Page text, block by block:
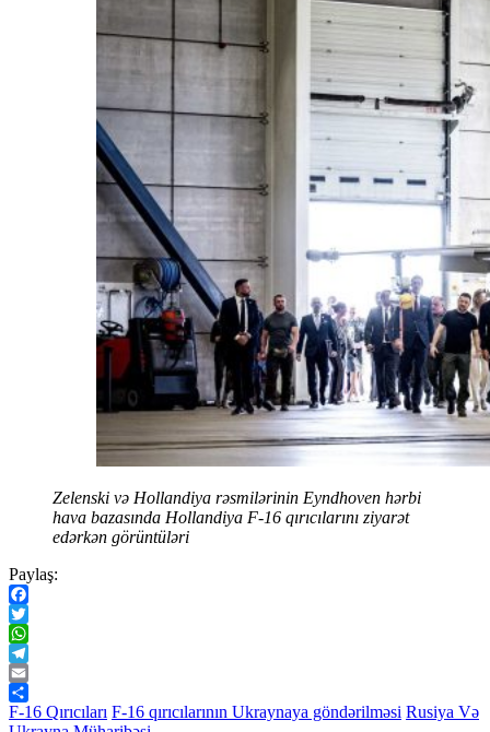
Zelenski və Hollandiya rəsmilərinin Eyndhoven hərbi
hava bazasında Hollandiya F-16 qırıcılarını ziyarət
edərkən görüntüləri
Paylaş:
Facebook
Twitter
WhatsApp
Telegram
Email
Share
F-16 Qırıcıları F-16 qırıcılarının Ukraynaya göndərilməsi Rusiya Və